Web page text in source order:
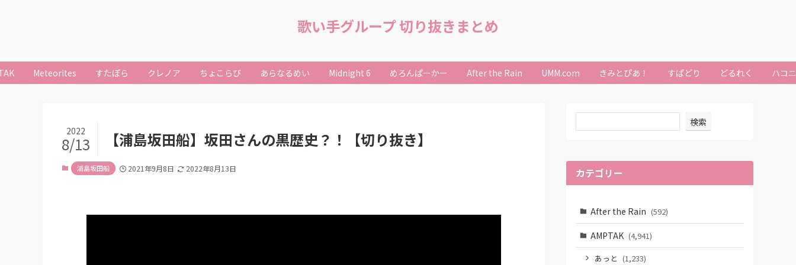
歌い手グループ 切り抜きまとめ
Meteorites すたぽら クレノア ちょこらび あらなるめい Midnight 6 めろんぱーかー After the Rain UMM.com きみとぴあ！ すぱどり どるれく ハコ
【浦島坂田船】坂田さんの黒歴史？！【切り抜き】
2022
8/13
浦島坂田船 2021年9月8日 2022年8月13日
検索
カテゴリー
After the Rain (592)
AMPTAK (4,941)
あっと (1,233)